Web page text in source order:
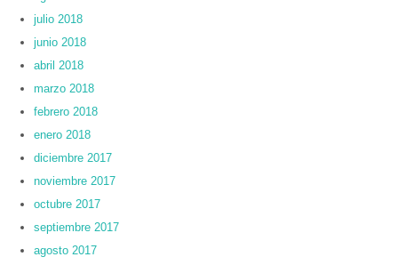
julio 2018
junio 2018
abril 2018
marzo 2018
febrero 2018
enero 2018
diciembre 2017
noviembre 2017
octubre 2017
septiembre 2017
agosto 2017